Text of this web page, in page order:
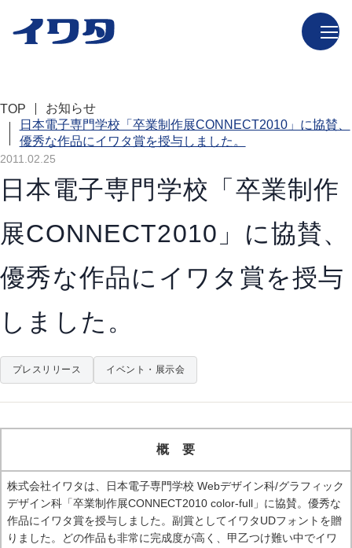
TOP
お知らせ
日本電子専門学校「卒業制作展CONNECT2010」に協賛、
優秀な作品にイワタ賞を授与しました。
2011.02.25
日本電子専門学校「卒業制作
展CONNECT2010」に協賛、
優秀な作品にイワタ賞を授与
しました。
プレスリリース イベント・展示会
概 要
株式会社イワタは、日本電子専門学校 Webデザイン科/グラフィック
デザイン科「卒業制作展CONNECT2010 color-full」に協賛。優秀な
作品にイワタ賞を授与しました。副賞としてイワタUDフォントを贈
りました。どの作品も非常に完成度が高く、甲乙つけ難い中でイワ